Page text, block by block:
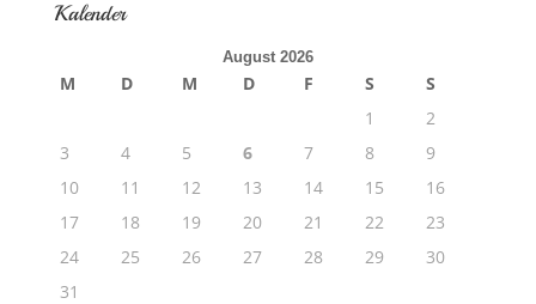
Kalender
August 2026
M D M D F S
S
1
2
3
4 5 6 7 8
9
10
11 12 13 14 15
16
17
18 19 20 21 22
23
24
25 26 27 28 29
30
31